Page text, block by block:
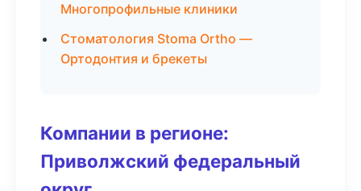
Многопрофильные клиники
Стоматология Stoma Ortho —
Ортодонтия и брекеты
Компании в регионе:
Приволжский федеральный